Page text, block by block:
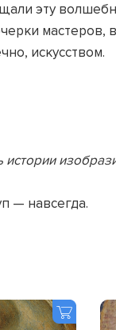
эту
искусством.
— навсегда.